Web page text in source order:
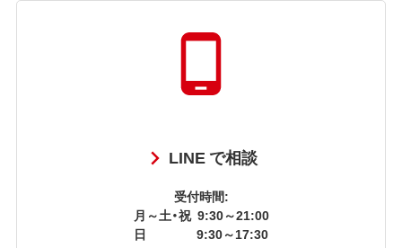
LINE で相談
受付時間:
月～土・祝 9:30～21:00
日
9:30～17:30